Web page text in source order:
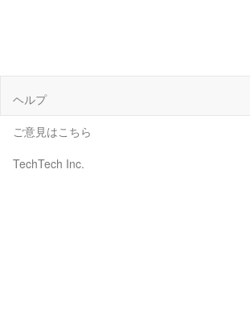
ヘルプ
ご意見はこちら
TechTech Inc.